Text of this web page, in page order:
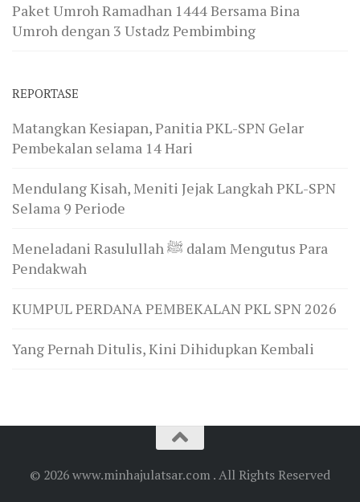
Paket Umroh Ramadhan 1444 Bersama Bina
Umroh dengan 3 Ustadz Pembimbing
REPORTASE
Matangkan Kesiapan, Panitia PKL-SPN Gelar
Pembekalan selama 14 Hari
Mendulang Kisah, Meniti Jejak Langkah PKL-SPN
Selama 9 Periode
Meneladani Rasulullah ﷺ dalam Mengutus Para
Pendakwah
KUMPUL PERDANA PEMBEKALAN PKL SPN 2026
Yang Pernah Ditulis, Kini Dihidupkan Kembali
© 2026 www.minhajulatsar.com . All Rights Reserved